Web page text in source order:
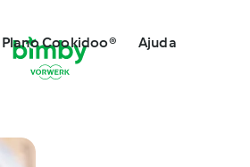
Plano Cookidoo® Ajuda